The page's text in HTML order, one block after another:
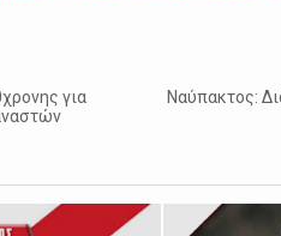
για
Ναύπακτος: